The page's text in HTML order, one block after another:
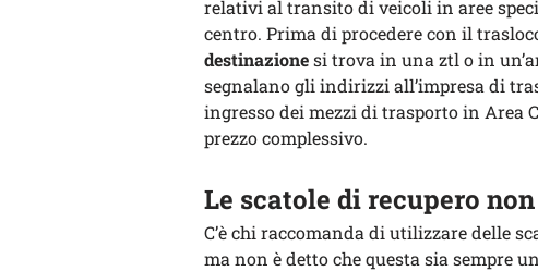
relativi al transito di veicoli in aree
centro. Prima di procedere con il
destinazionesi trova in una ztl o in
segnalano gli indirizzi all’impresa di
ingresso dei mezzi di trasporto in Area
prezzo complessivo.
Le scatole di recupero
C’è chi raccomanda di utilizzare delle
ma non è detto che questa sia sempre